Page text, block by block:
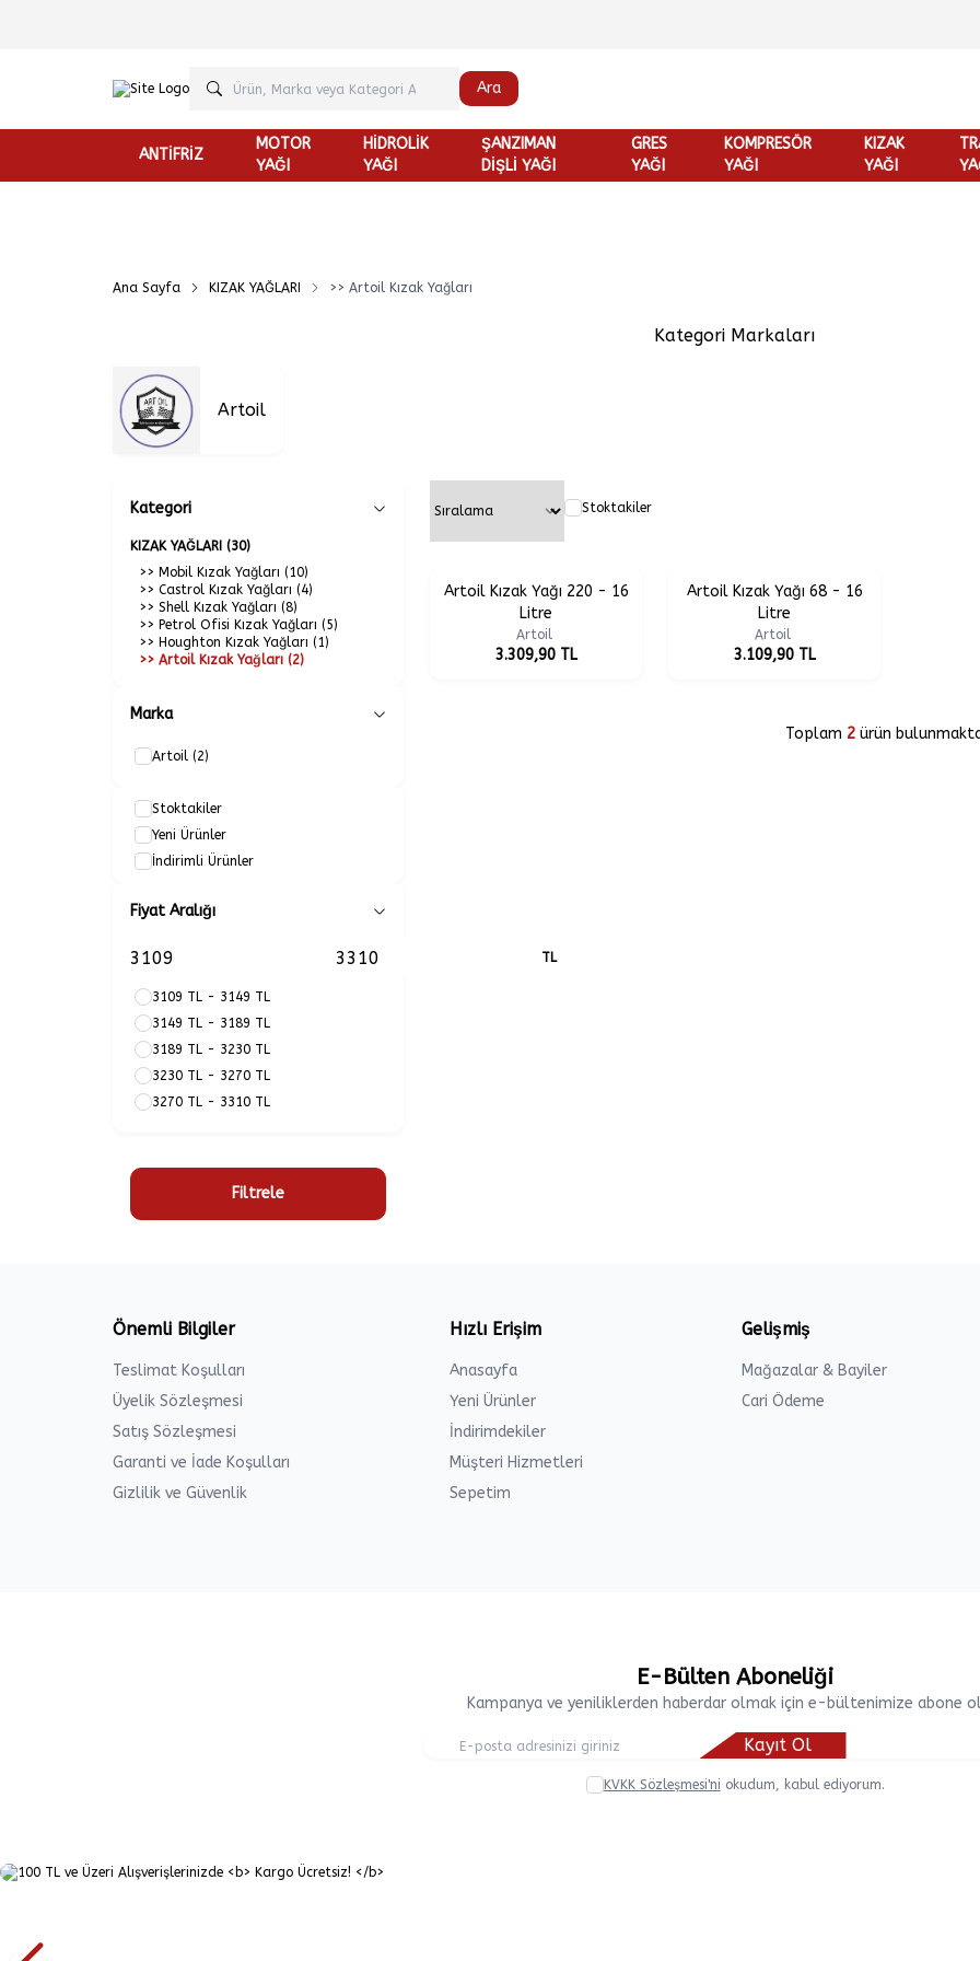
Ara
ANTİFRİZ
MOTOR
YAĞI
HİDROLİK
YAĞI
ŞANZIMAN
DİŞLİ YAĞI
GRES
YAĞI
KOMPRESÖR
YAĞI
KIZAK
YAĞI
Ana Sayfa KIZAK YAĞLARI >> Artoil Kızak Yağları
Kategori Markaları
Artoil
Kategori
KIZAK YAĞLARI (30)
>> Mobil Kızak Yağları (10)
>> Castrol Kızak Yağları (4)
>> Shell Kızak Yağları (8)
>> Petrol Ofisi Kızak Yağları (5)
>> Houghton Kızak Yağları (1)
>> Artoil Kızak Yağları (2)
Marka
Artoil (2)
Stoktakiler
Yeni Ürünler
İndirimli Ürünler
Fiyat Aralığı
TL
3109 TL - 3149 TL
3149 TL - 3189 TL
3189 TL - 3230 TL
3230 TL - 3270 TL
3270 TL - 3310 TL
Filtrele
Stoktakiler
Artoil Kızak Yağı 220 - 16
Litre
Artoil
3.309,90TL
Artoil Kızak Yağı 68 - 16
Litre
Artoil
3.109,90TL
Toplam 2ürün
Önemli Bilgiler
Teslimat Koşulları
Üyelik Sözleşmesi
Satış Sözleşmesi
Garanti ve İade Koşulları
Gizlilik ve Güvenlik
Hızlı Erişim
Anasayfa
Yeni Ürünler
İndirimdekiler
Müşteri Hizmetleri
Sepetim
Gelişmiş
Mağazalar & Bayiler
Cari Ödeme
E-Bülten Aboneliği
Kampanya ve yeniliklerden haberdar olmak için e-bültenimize abone
Kayıt Ol
KVKK Sözleşmesi'ni okudum, kabul ediyorum.